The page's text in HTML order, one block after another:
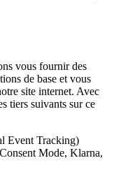
vous fournir des
de base et vous
site internet. Avec
tiers suivants sur ce
Event Tracking)
Mode, Klarna,